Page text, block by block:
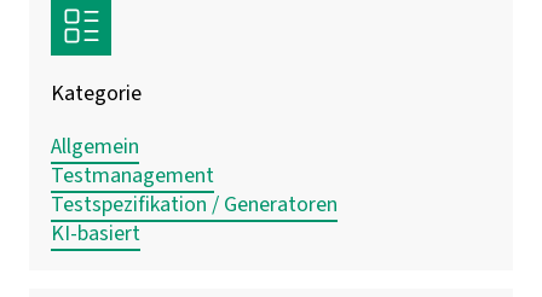
Kategorie
Allgemein
Testmanagement
Testspezifikation / Generatoren
KI-basiert